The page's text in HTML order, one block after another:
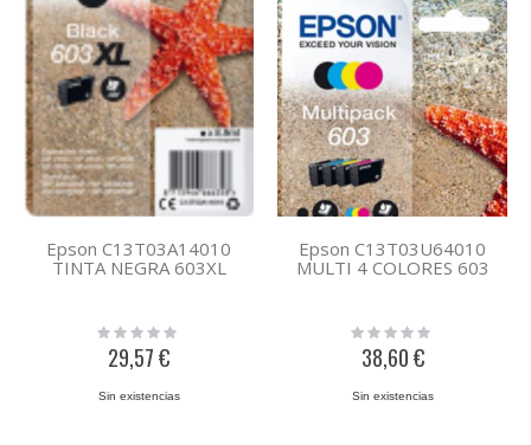
Epson C13T03A14010
TINTA NEGRA 603XL
Rating:
29,57 €
Sin existencias
Epson C13T03U64010
MULTI 4 COLORES 603
Rating:
38,60 €
Sin existencias